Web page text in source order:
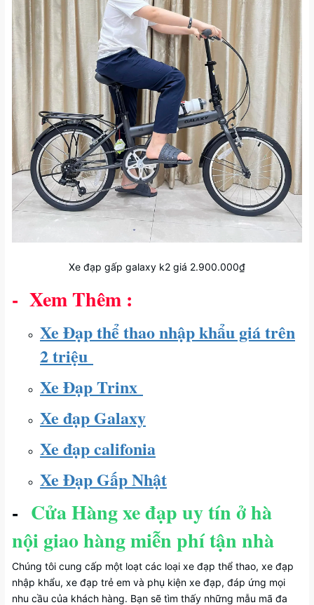
Xe đạp gấp galaxy k2 giá 2.900.000₫
- Xem Thêm :
Xe Đạp thể thao nhập khẩu giá trên
2 triệu
Xe Đạp Trinx
Xe đạp Galaxy
Xe đạp califonia
Xe Đạp Gấp Nhật
- Cửa Hàng xe đạp uy tín ở hà
nội giao hàng miễn phí tận nhà
Chúng tôi cung cấp một loạt các loại xe đạp thể thao, xe đạp
nhập khẩu, xe đạp trẻ em và phụ kiện xe đạp, đáp ứng mọi
nhu cầu của khách hàng. Bạn sẽ tìm thấy những mẫu mã đa